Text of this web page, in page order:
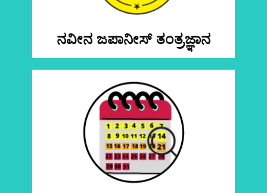
ನವೀನ ಜಪಾನೀಸ್ ತಂತ್ರಜ್ಞಾನ